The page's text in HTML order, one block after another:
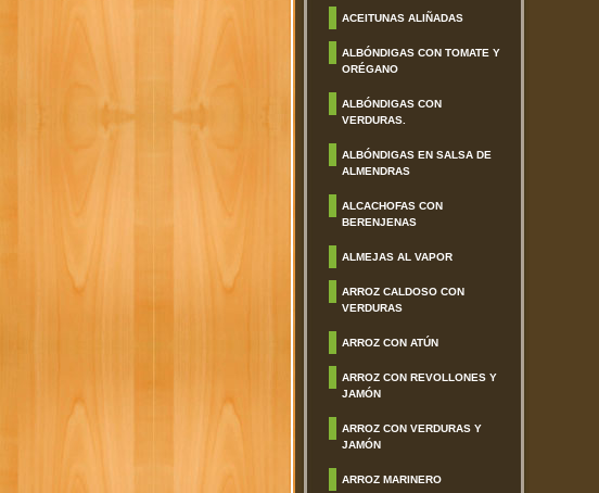
ACEITUNAS ALIÑADAS
ALBÓNDIGAS CON TOMATE Y
ORÉGANO
ALBÓNDIGAS CON
VERDURAS.
ALBÓNDIGAS EN SALSA DE
ALMENDRAS
ALCACHOFAS CON
BERENJENAS
ALMEJAS AL VAPOR
ARROZ CALDOSO CON
VERDURAS
ARROZ CON ATÚN
ARROZ CON REVOLLONES Y
JAMÓN
ARROZ CON VERDURAS Y
JAMÓN
ARROZ MARINERO